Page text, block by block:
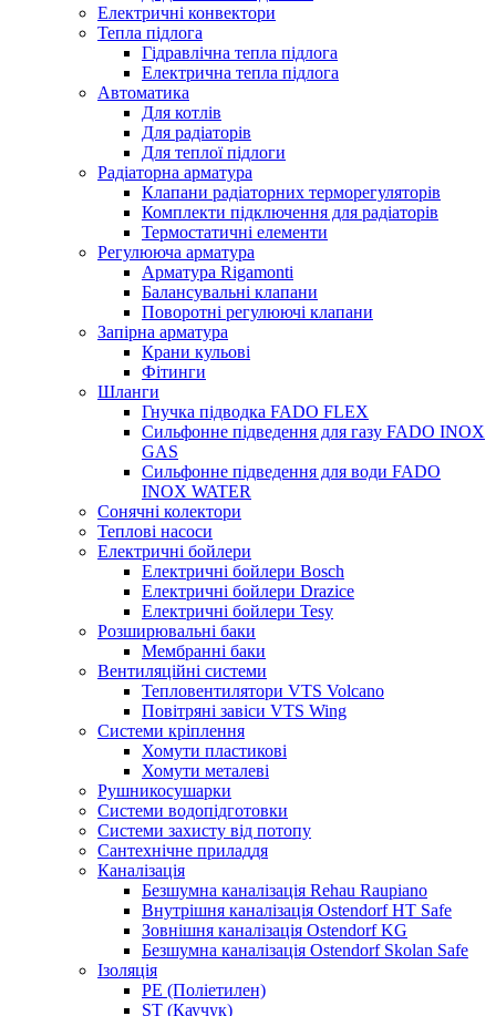
Електричні конвектори
Тепла підлога
Гідравлічна тепла підлога
Електрична тепла підлога
Автоматика
Для котлів
Для радіаторів
Для теплої підлоги
Радіаторна арматура
Клапани радіаторних терморегуляторів
Комплекти підключення для радіаторів
Термостатичні елементи
Регулююча арматура
Арматура Rigamonti
Балансувальні клапани
Поворотні регулюючі клапани
Запірна арматура
Крани кульові
Фітинги
Шланги
Гнучка підводка FADO FLEX
Сильфонне підведення для газу FADO INOX
GAS
Сильфонне підведення для води FADO
INOX WATER
Сонячні колектори
Теплові насоси
Електричні бойлери
Електричні бойлери Bosch
Електричні бойлери Drazice
Електричні бойлери Tesy
Розширювальні баки
Мембранні баки
Вентиляційні системи
Тепловентилятори VTS Volcano
Повітряні завіси VTS Wing
Системи кріплення
Хомути пластикові
Хомути металеві
Рушникосушарки
Системи водопідготовки
Системи захисту від потопу
Сантехнічне приладдя
Каналізація
Безшумна каналізація Rehau Raupiano
Внутрішня каналізація Ostendorf HT Safe
Зовнішня каналізація Ostendorf KG
Безшумна каналізація Ostendorf Skolan Safe
Ізоляція
PE (Поліетилен)
ST (Каучук)